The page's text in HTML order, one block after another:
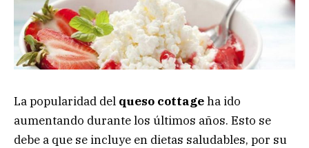
La popularidad del queso cottageha ido
aumentando durante los últimos años. Esto se
debe a que se incluye en dietas saludables, por su